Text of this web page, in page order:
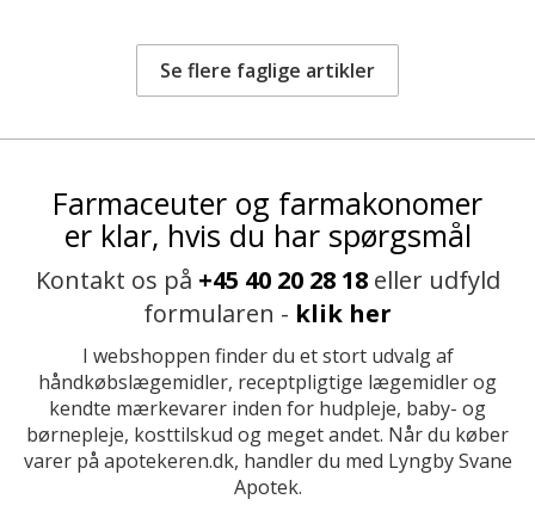
Se flere faglige artikler
Farmaceuter og farmakonomer
er klar, hvis du har spørgsmål
Kontakt os på +45 40 20 28 18eller udfyld
formularen - klik her
I webshoppen finder du et stort udvalg af
håndkøbslægemidler, receptpligtige lægemidler og
kendte mærkevarer inden for hudpleje, baby- og
børnepleje, kosttilskud og meget andet. Når du køber
varer på apotekeren.dk, handler du med Lyngby Svane
Apotek.